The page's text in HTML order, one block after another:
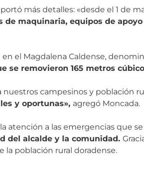
más detalles: «desde el 1 de
de maquinaria, equipos de
el Magdalena Caldense,
se removieron 165 metros
nuestros campesinos y población
y oportunas», agregó Moncada.
atención a las emergencias que
del alcalde y la comunidad.
la población rural doradense.